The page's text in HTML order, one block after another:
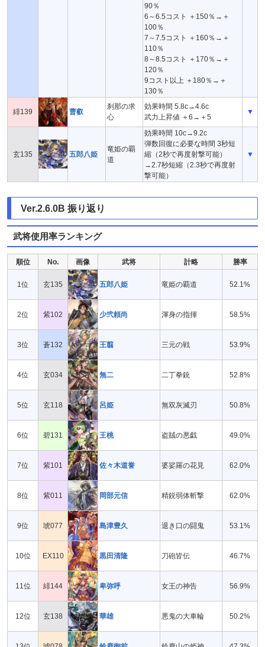
90％
6～6.5コスト ＋150％→＋
100％
7～7.5コスト ＋160％→＋
110％
8～8.5コスト ＋170％→＋
120％
9コスト以上 ＋180％→＋
130％
緋139 曹叡
刹那の求
心
効果時間 5.8c→4.6c
武力上昇値 ＋6→＋5
▼
玄135 五郎八姫
竜姫の覇
道
効果時間 10c→9.2c
弾数回復に必要な時間 3秒短
縮（2秒で再度射撃可能）
→2.7秒短縮（2.3秒で再度射
撃可能）
▼
Ver.2.6.0B 振り返り
武将使用率ランキング
順位 No. 画像 武将 計略 勝率
1位 玄135 五郎八姫 竜姫の覇道 52.1%
2位 紫102 少弐頼尚 渾身の指揮 58.5%
3位 蒼132 王翦 三元の戦 53.9%
4位 玄034 無二 二丁拳銃 52.8%
5位 玄118 呂姫 無双灰滅刃 50.8%
6位 碧131 王桃 盗賊の悪戯 49.0%
7位 紫101 佐々木道誉 婆娑羅の花見 62.0%
8位 紫011 岡部元信 精鋭弱体斬撃 62.0%
9位 琥077 島津豊久 退き口の闘鬼 53.1%
10位 EX110 黒田清隆 刀砲皆伝 46.7%
11位 緋144 卑弥呼 女王の神告 56.9%
12位 玄138 華雄 悪鬼の大車輪 50.2%